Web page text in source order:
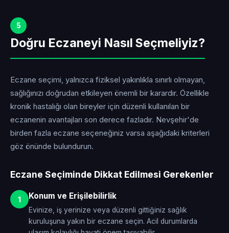
5
Doğru Eczaneyi Nasıl Seçmeliyiz?
Eczane seçimi, yalnızca fiziksel yakınlıkla sınırlı olmayan,
sağlığınızı doğrudan etkileyen önemli bir karardır. Özellikle
kronik hastalığı olan bireyler için düzenli kullanılan bir
eczanenin avantajları son derece fazladır. Nevşehir'de
birden fazla eczane seçeneğiniz varsa aşağıdaki kriterleri
göz önünde bulundurun.
Eczane Seçiminde Dikkat Edilmesi Gerekenler
1 Konum ve Erişilebilirlik
Evinize, iş yerinize veya düzenli gittiğiniz sağlık
kuruluşuna yakın bir eczane seçin. Acil durumlarda